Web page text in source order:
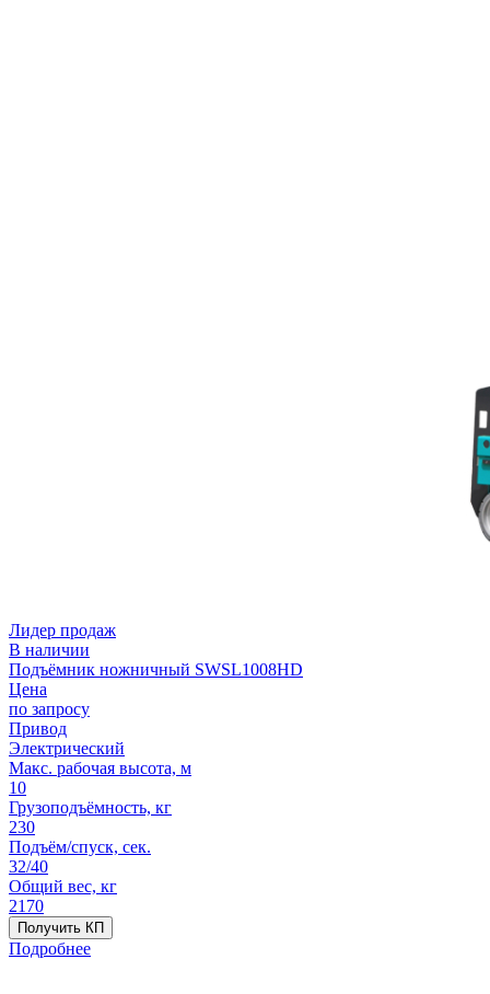
Лидер продаж
В наличии
Подъёмник ножничный SWSL1008HD
Цена
по запросу
Привод
Электрический
Макс. рабочая высота, м
10
Грузоподъёмность, кг
230
Подъём/спуск, сек.
32/40
Общий вес, кг
2170
Получить КП
Подробнее